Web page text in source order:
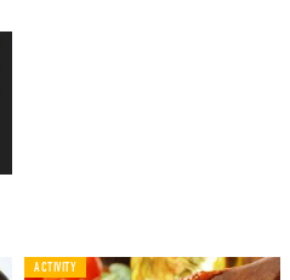
気ない「味」
わかる？
をひいて、しばらくしてニンニ
勢いよく若草色の海ではじける
ミングを見計らって、程よく隣
ACTIVITY